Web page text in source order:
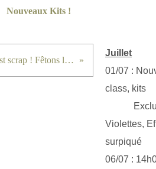
Nouveaux Kits !
Les mercredis c'est scrap ! Fêtons l'automne 1
Juillet
01/07 :
class, kits
Violettes,
surpiqué
06/07 :